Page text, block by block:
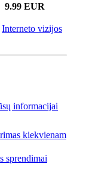
9.99 EUR
Interneto vizijos